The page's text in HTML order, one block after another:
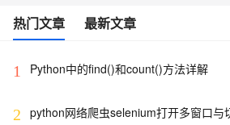
热门文章 最新文章
1 Python中的find()和count()方法详解
2 python网络爬虫selenium打开多窗口与